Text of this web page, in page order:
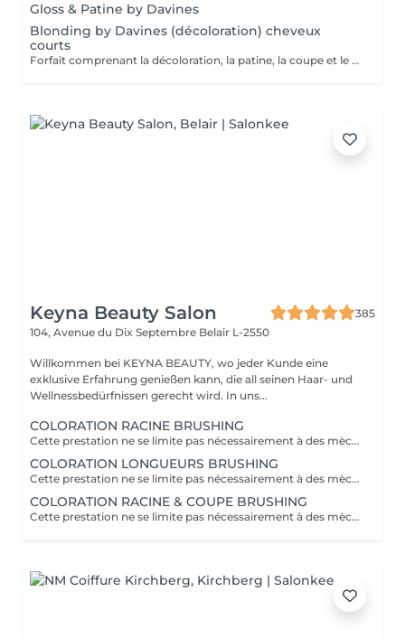
Gloss & Patine by Davines
Blonding by Davines (décoloration) cheveux
courts
Forfait comprenant la décoloration, la patine, la coupe et le styling. Un diagnostic personnalisé sera réalisé lors de la prestation.
Keyna Beauty Salon
385
104, Avenue du Dix Septembre Belair L-2550
Willkommen bei KEYNA BEAUTY, wo jeder Kunde eine
exklusive Erfahrung genießen kann, die all seinen Haar- und
Wellnessbedürfnissen gerecht wird. In uns...
COLORATION RACINE BRUSHING
Cette prestation ne se limite pas nécessairement à des mèches ou à un balayage, mais comprends une coloration simples sur les racines. Pour toutes les colorations réalisées par le salon, si vous souhaitez bénéficier d'un soin intensif, veuillez le sélectionner dans la section "Soins", car cela sera considéré comme un supplément. Important: cheveux sans tresse ni noeuds à l'arrivée; tout noeuds ou tressage entraîne l'annulation et 50% de la prestation est retenu ou si le coiffeur a assez de temps pour vous les défaire un supplément s'appliquera . Ce que comprend la prestation - Consultation et diagnostic personnalisés des cheveux et de la couleur - Shampooing nourrissant - Masque nourrissant et hydratant - Soin sans rinçage - Brushing - Fixateur ou Serum Toute arrivée retardée de 15-30 minutes ou plus entraînera l'annulation automatique du rendez-vous.
COLORATION LONGUEURS BRUSHING
Cette prestation ne se limite pas nécessairement à des mèches ou à un balayage, mais comprends une coloration simples sur les racines. Pour toutes les colorations réalisées par le salon, si vous souhaitez bénéficier d'un soin intensif, veuillez le sélectionner dans la section "Soins", car cela sera considéré comme un supplément. Important: cheveux sans tresse ni noeuds à l'arrivée; tout noeuds ou tressage entraîne l'annulation et 50% de la prestation est retenu ou si le coiffeur a assez de temps pour vous les défaire un supplément s'appliquera . Ce que comprend la prestation - Consultation et diagnostic personnalisés des cheveux et de la couleur - Shampooing nourrissant - Masque nourrissant et hydratant - Soin sans rinçage - Brushing - Fixateur ou Serum Toute arrivée retardée de 15-30 minutes ou plus entraînera l'annulation automatique du rendez-vous.
COLORATION RACINE & COUPE BRUSHING
Cette prestation ne se limite pas nécessairement à des mèches ou à un balayage, mais comprends une coloration simples sur les racines. Pour toutes les colorations réalisées par le salon, si vous souhaitez bénéficier d'un soin intensif, veuillez le sélectionner dans la section "Soins", car cela sera considéré comme un supplément. Important: cheveux sans tresse ni noeuds à l'arrivée; tout noeuds ou tressage entraîne l'annulation et 50% de la prestation est retenu ou si le coiffeur a assez de temps pour vous les défaire un supplément s'appliquera . Ce que comprend la prestation - Consultation et diagnostic personnalisés des cheveux de la couleur et la coupe - Shampooing nourrissant - Masque nourrissant et hydratant - Soin sans rinçage - Coupe et Brushing - Fixateur ou Serum Toute arrivée retardée de 15-30 minutes ou plus entraînera l'annulation automatique du rendez-vous.